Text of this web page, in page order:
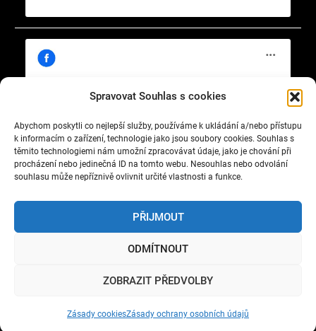
Spravovat Souhlas s cookies
Abychom poskytli co nejlepší služby, používáme k ukládání a/nebo přístupu
k informacím o zařízení, technologie jako jsou soubory cookies. Souhlas s
těmito technologiemi nám umožní zpracovávat údaje, jako je chování při
procházení nebo jedinečná ID na tomto webu. Nesouhlas nebo odvolání
souhlasu může nepříznivě ovlivnit určité vlastnosti a funkce.
PŘIJMOUT
ODMÍTNOUT
ZOBRAZIT PŘEDVOLBY
Zásady cookiesZásady ochrany osobních údajů
https://www.facebook.com/cisty.vzduch.v.Celakovicich
Klepnutím přijměte marketingové soubory
cookie a povolte tento obsah
Copyright © 2022 Okrašlovací spolek čelákovický. All
Nature Bliss byWEN Themes